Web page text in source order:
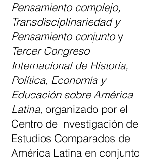
Pensamiento complejo,
Transdisciplinariedad y
Pensamiento conjuntoy
Tercer Congreso
Internacional de Historia,
Política, Economía y
Educación sobre América
Latina, organizado por el
Centro de Investigación de
Estudios Comparados de
América Latina en conjunto